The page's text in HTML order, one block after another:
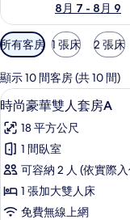
8月 7 - 8月 9
可
用
的
客
房
篩
選
條
所有客房 1 張床 2 張床
顯示 10 間客房 (共 10 間)
顯
示
時
尚
豪
華
7
時尚豪華雙人套房A
18 平方公尺
1 間臥室
可容納 2 人 (依實際
1 張加大雙人床
免費無線上網